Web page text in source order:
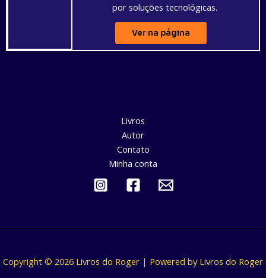
por soluções tecnológicas.
Ver na página
Livros
Autor
Contato
Minha conta
Copyright © 2026 Livros do Roger | Powered by Livros do Roger